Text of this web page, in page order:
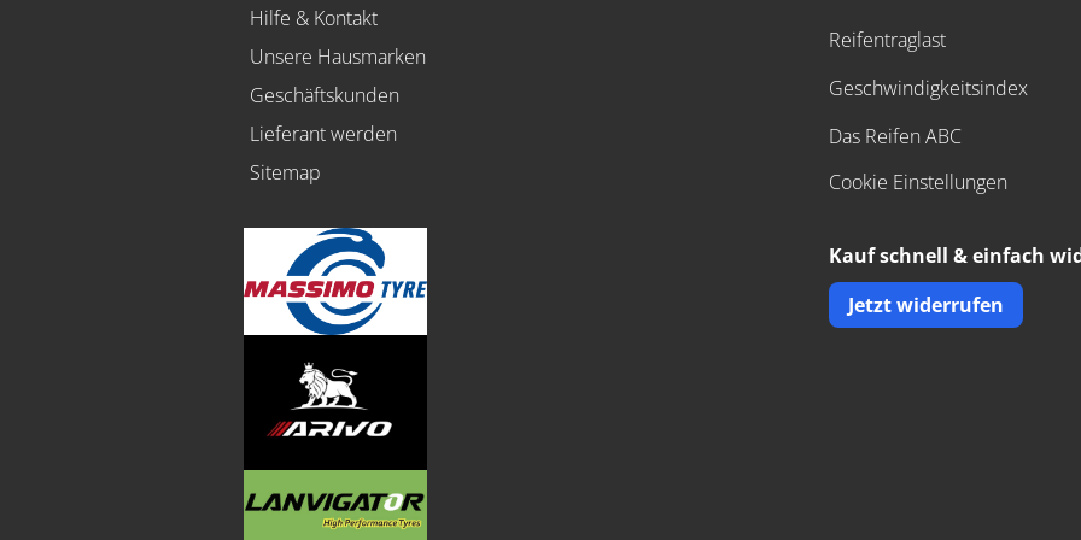
Hilfe & Kontakt
Unsere Hausmarken
Geschäftskunden
Lieferant werden
Sitemap
Reifentraglast
Geschwindigkeitsindex
Das Reifen ABC
Cookie Einstellungen
Kauf schnell & einfach
Jetzt widerrufen